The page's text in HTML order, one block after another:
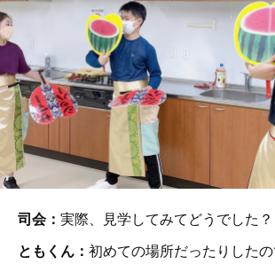
司会： 実際、見学してみてどうでした？
ともくん： 初めての場所だったりした